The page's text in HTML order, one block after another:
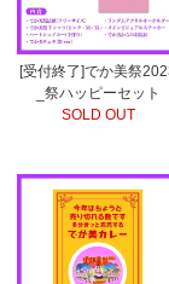
[受付終了]でか美祭
_祭ハッピーセット
SOLD OUT